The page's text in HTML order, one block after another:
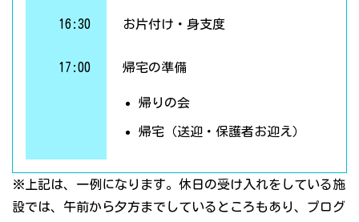
16:30 お片付け・身支度
17:00 帰宅の準備
帰りの会
帰宅（送迎・保護者お迎え）
※上記は、一例になります。休日の受け入れをしている施
設では、午前から夕方までしているところもあり、プログ